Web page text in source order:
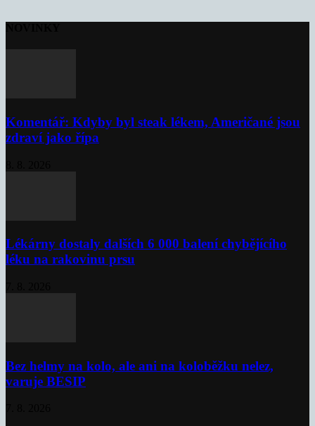
Komentář: Kdyby byl steak lékem, Američané jsou
zdraví jako řípa
Lékárny dostaly dalších 6 000 balení chybějícího
léku na rakovinu prsu
Bez helmy na kolo, ale ani na koloběžku nelez,
varuje BESIP